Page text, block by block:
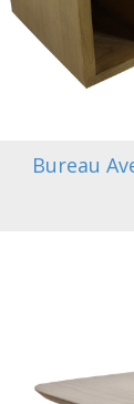
Bureau